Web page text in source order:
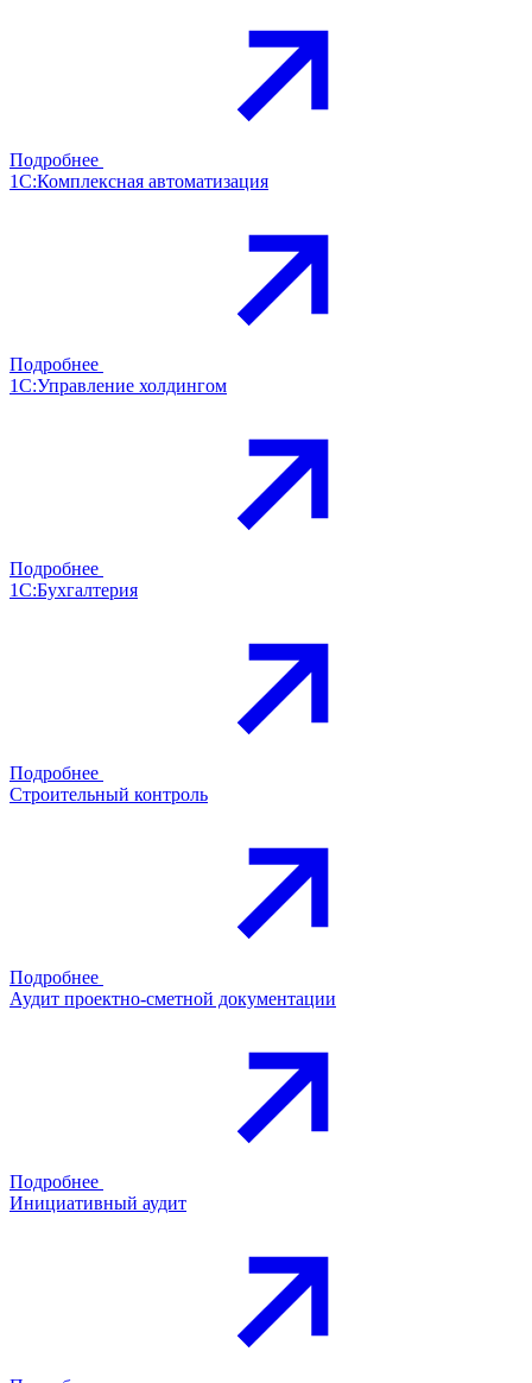
Подробнее
1С:Комплексная автоматизация
Подробнее
1С:Управление холдингом
Подробнее
1С:Бухгалтерия
Подробнее
Строительный контроль
Подробнее
Аудит проектно-сметной документации
Подробнее
Инициативный аудит